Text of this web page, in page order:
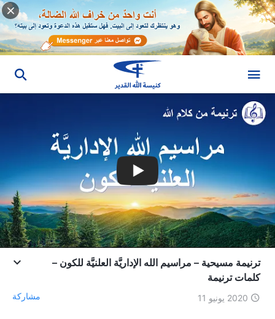
ترنيمة مسيحية – مراسيم الله الإداريَّة العلنيَّة للكون –
كلمات ترنيمة
2020 يونيو 11 مشاركة